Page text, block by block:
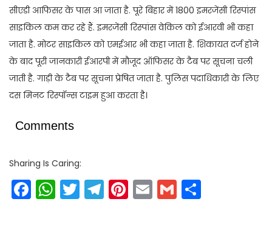
सीएडी आफिसर के पास आ जाता है. पूरे बिहार में 1800 इमरजेंसी रिस्पांस
साइकिल कम कर रहे हैं. इमरजेंसी रिस्पांस वेकिल को ईआरवी भी कहा
जाता है. मोटर साइकिल को एमईआर भी कहा जाता है. शिकायत दर्ज होने
के बाद पूरी जानकारी ईआरपी में मौजूद ऑफिसर के टैब पर सूचना चली
जाती है. गाड़ी के टैब पर सूचना प्रेषित जाता है. पुलिस पदाधिकारी के लिए
दस मिनट रिस्पॉन्स टाइम हुआ करता है।
Comments
Sharing Is Caring:
Facebook
WhatsApp
Twitter
Telegram
Pinterest
EmailGmail